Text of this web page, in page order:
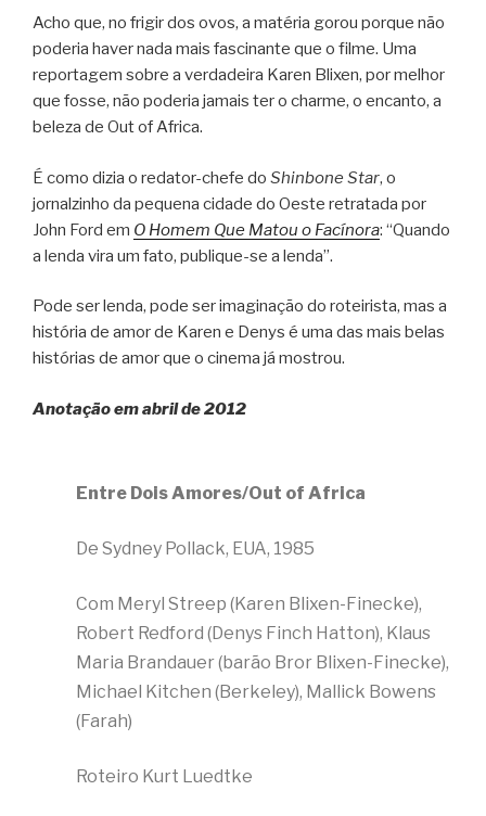
Acho que, no frigir dos ovos, a matéria gorou porque não
poderia haver nada mais fascinante que o filme. Uma
reportagem sobre a verdadeira Karen Blixen, por melhor
que fosse, não poderia jamais ter o charme, o encanto, a
beleza de Out of Africa.
É como dizia o redator-chefe do Shinbone Star, o
jornalzinho da pequena cidade do Oeste retratada por
John Ford em O Homem Que Matou o Facínora: “Quando
a lenda vira um fato, publique-se a lenda”.
Pode ser lenda, pode ser imaginação do roteirista, mas a
história de amor de Karen e Denys é uma das mais belas
histórias de amor que o cinema já mostrou.
Anotação em abril de 2012
Entre Dois Amores/Out of Africa
De Sydney Pollack, EUA, 1985
Com Meryl Streep (Karen Blixen-Finecke),
Robert Redford (Denys Finch Hatton), Klaus
Maria Brandauer (barão Bror Blixen-Finecke),
Michael Kitchen (Berkeley), Mallick Bowens
(Farah)
Roteiro Kurt Luedtke